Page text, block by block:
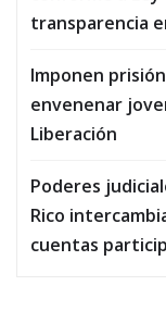
transparencia
Imponen
envenenar
Liberación
Poderes
Rico
cuentas